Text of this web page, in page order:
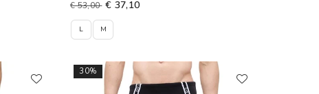
€ 53,00 € 37,10
L M
30%